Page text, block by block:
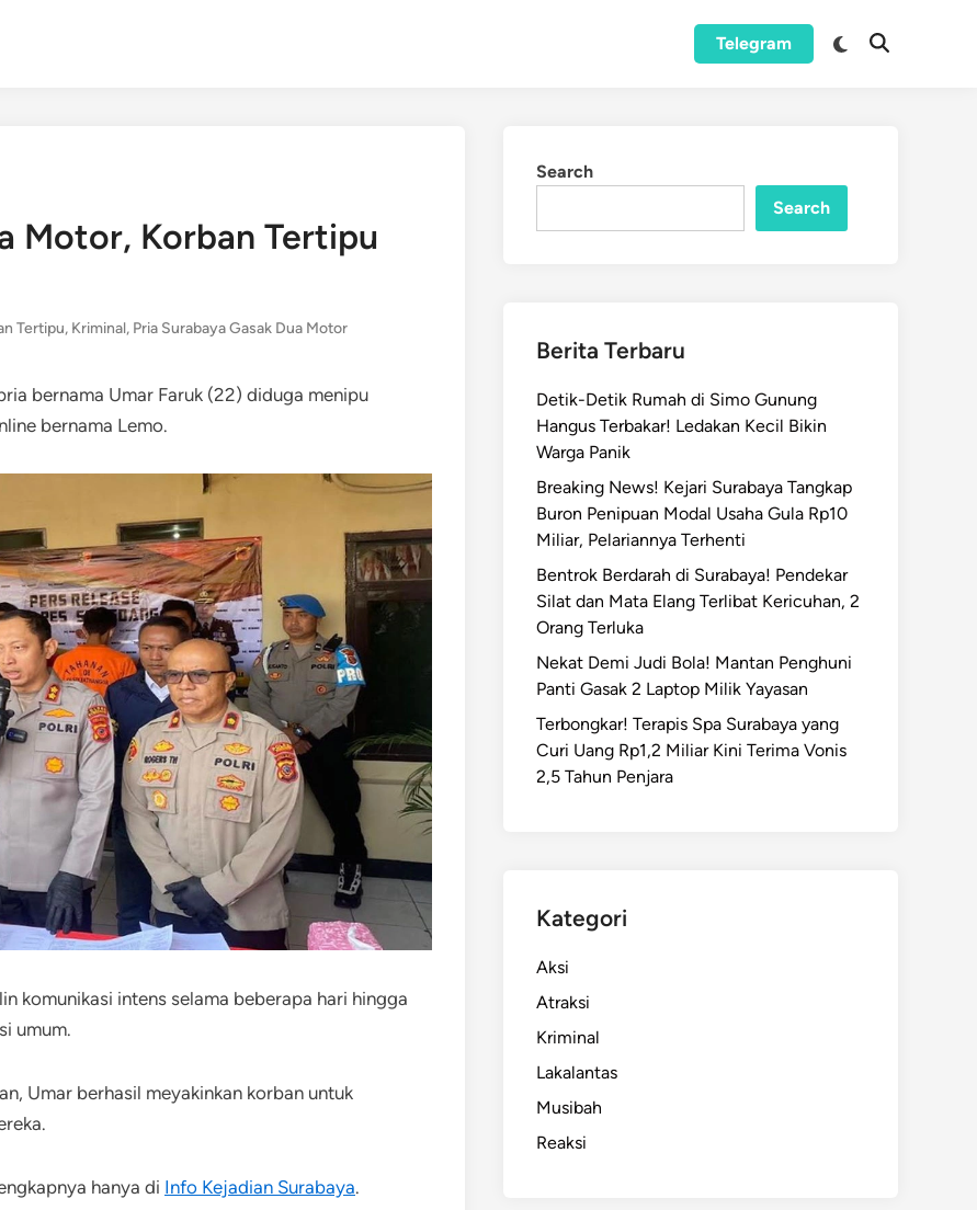
Telegram
Switch
Open
Motor, Korban Tertipu
Tertipu, Kriminal, Pria Surabaya Gasak Dua Motor
bernama Umar Faruk (22) diduga menipu
bernama Lemo.
komunikasi intens selama beberapa hari hingga
umum.
Umar berhasil meyakinkan korban untuk
hanya di Info Kejadian Surabaya.
Search
Search
Berita Terbaru
Detik-Detik Rumah di Simo Gunung
Hangus Terbakar! Ledakan Kecil Bikin
Warga Panik
Breaking News! Kejari Surabaya Tangkap
Buron Penipuan Modal Usaha Gula Rp10
Miliar, Pelariannya Terhenti
Bentrok Berdarah di Surabaya! Pendekar
Silat dan Mata Elang Terlibat Kericuhan, 2
Orang Terluka
Nekat Demi Judi Bola! Mantan Penghuni
Panti Gasak 2 Laptop Milik Yayasan
Terbongkar! Terapis Spa Surabaya yang
Curi Uang Rp1,2 Miliar Kini Terima Vonis
2,5 Tahun Penjara
Kategori
Aksi
Atraksi
Kriminal
Lakalantas
Musibah
Reaksi